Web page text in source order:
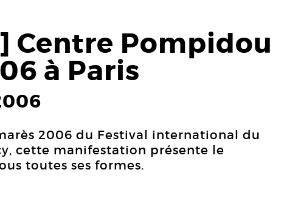
Pompidou
à Paris
2006 du Festival international du
cette manifestation présente le
toutes ses formes.